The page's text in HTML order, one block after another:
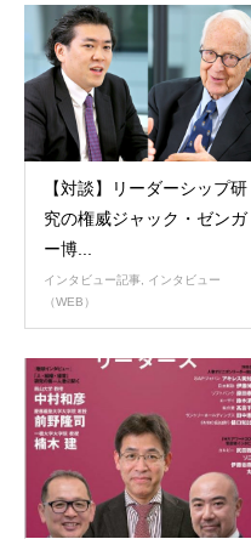
【対談】リーダーシップ研
究の権威ジャック・ゼンガ
ー博...
インタビュー記事
インタビュー
（WEB）